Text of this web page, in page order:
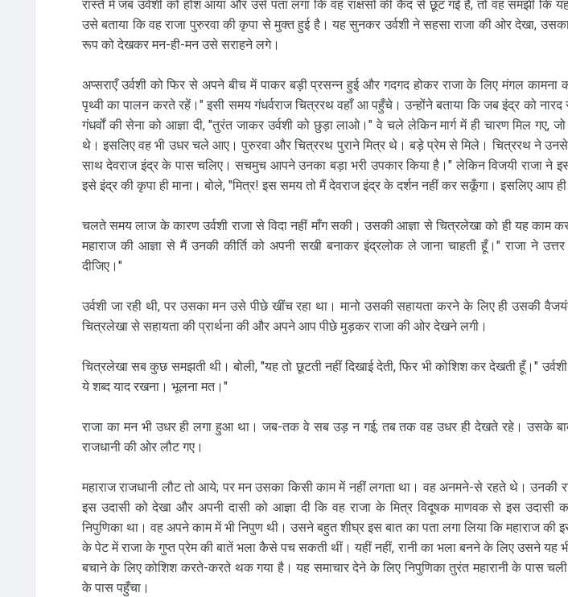
रास्ते में जब उर्वशी को होश आया और उसे पता लगा कि वह राक्षसों की कैद से छूट गई है, तो वह समझी कि
उसे बताया कि वह राजा पुरुरवा की कृपा से मुक्त हुई है। यह सुनकर उर्वशी ने सहसा राजा की ओर देखा,
रूप को देखकर मन-ही-मन उसे सराहने लगे।
अप्सराएँ उर्वशी को फिर से अपने बीच में पाकर बड़ी प्रसन्न हुई और गदगद होकर राजा के लिए मंगल
पृथ्वी का पालन करते रहें।" इसी समय गंधर्वराज चित्ररथ वहाँ आ पहुँचे। उन्होंने बताया कि जब इंद्र को नारद
गंधर्वों की सेना को आज्ञा दी, "तुरंत जाकर उर्वशी को छुड़ा लाओ।" वे चले लेकिन मार्ग में ही चारण मिल गए,
थे। इसलिए वह भी उधर चले आए। पुरुरवा और चित्ररथ पुराने मित्र थे। बड़े प्रेम से मिले। चित्ररथ ने
साथ देवराज इंद्र के पास चलिए। सचमुच आपने उनका बड़ा भरी उपकार किया है।" लेकिन विजयी राजा ने इस
इसे इंद्र की कृपा ही माना। बोले, "मित्र! इस समय तो मैं देवराज इंद्र के दर्शन नहीं कर सकूँगा। इसलिए आप
चलते समय लाज के कारण उर्वशी राजा से विदा नहीं माँग सकी। उसकी आज्ञा से चित्रलेखा को ही यह काम
महाराज की आज्ञा से मैं उनकी कीर्ति को अपनी सखी बनाकर इंद्रलोक ले जाना चाहती हूँ।" राजा ने उत्तर
दीजिए।"
उर्वशी जा रही थी, पर उसका मन उसे पीछे खींच रहा था। मानो उसकी सहायता करने के लिए ही उसकी
चित्रलेखा से सहायता की प्रार्थना की और अपने आप पीछे मुड़कर राजा की ओर देखने लगी।
चित्रलेखा सब कुछ समझती थी। बोली, "यह तो छूटती नहीं दिखाई देती, फिर भी कोशिश कर देखती हूँ।"
ये शब्द याद रखना। भूलना मत।"
राजा का मन भी उधर ही लगा हुआ था। जब-तक वे सब उड़ न गई; तब तक वह उधर ही देखते रहे। उसके
राजधानी की ओर लौट गए।
महाराज राजधानी लौट तो आये; पर मन उसका किसी काम में नहीं लगता था। वह अनमने-से रहते थे। उनकी
इस उदासी को देखा और अपनी दासी को आज्ञा दी कि वह राजा के मित्र विदूषक माणवक से इस उदासी
निपुणिका था। वह अपने काम में भी निपुण थी। उसने बहुत शीघ्र इस बात का पता लगा लिया कि महाराज की
के पेट में राजा के गुप्त प्रेम की बातें भला कैसे पच सकती थीं। यहीं नहीं, रानी का भला बनने के लिए उसने यह
बचाने के लिए कोशिश करते-करते थक गया है। यह समाचार देने के लिए निपुणिका तुरंत महारानी के पास
के पास पहुँचा।